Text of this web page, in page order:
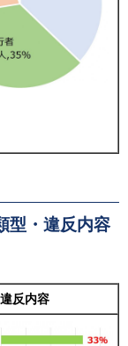
型・違反内容
違反内容